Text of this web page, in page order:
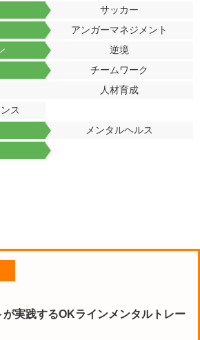
サッカー
アンガーマネジメント
逆境
チームワーク
人材育成
ス
メンタルヘルス
が実践するOKラインメンタルトレー